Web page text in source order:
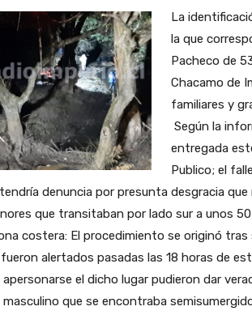
La
la que
Pacheco de
Chacamo de
familiares y
Según la
entregada
Publico; el
denuncia por presunta desgracia
que transitaban por lado sur a unos
costera: El procedimiento se originó
fueron alertados pasadas las 18 horas de
el dicho lugar pudieron dar
que se encontraba